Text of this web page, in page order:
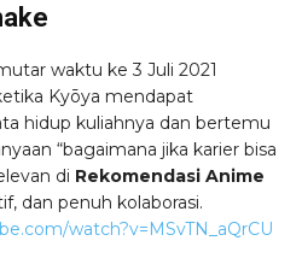
waktu ke 3 Juli 2021
Kyōya mendapat
hidup kuliahnya dan bertemu
“bagaimana jika karier bisa
di Rekomendasi Anime
dan penuh kolaborasi.
watch?v=MSvTN_aQrCU